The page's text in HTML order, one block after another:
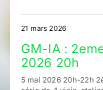
21 mars 2026
GM-IA :
2026 20h
5 mai 2026 20h-22h